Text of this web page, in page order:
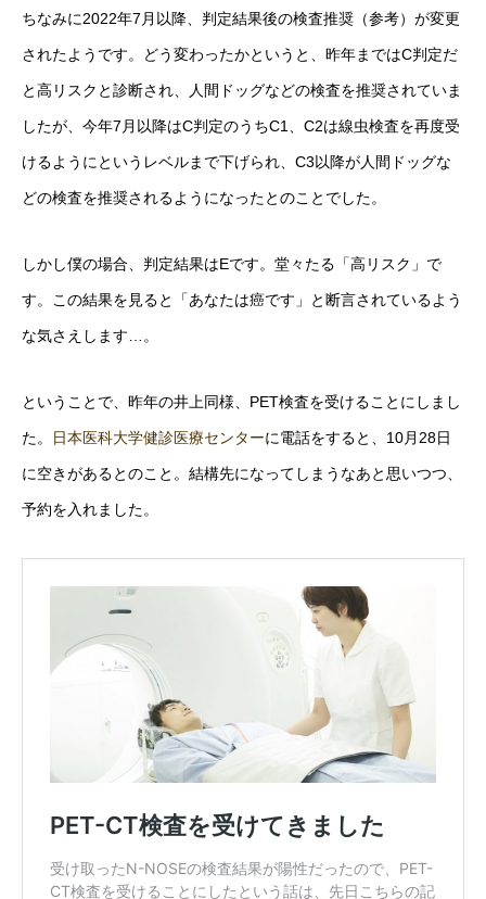
ちなみに2022年7月以降、判定結果後の検査推奨（参考）が変更
されたようです。どう変わったかというと、昨年まではC判定だ
と高リスクと診断され、人間ドッグなどの検査を推奨されていま
したが、今年7月以降はC判定のうちC1、C2は線虫検査を再度受
けるようにというレベルまで下げられ、C3以降が人間ドッグな
どの検査を推奨されるようになったとのことでした。
しかし僕の場合、判定結果はEです。堂々たる「高リスク」で
す。この結果を見ると「あなたは癌です」と断言されているよう
な気さえします…。
ということで、昨年の井上同様、PET検査を受けることにしまし
た。 日本医科大学健診医療センターに電話をすると、10月28日
に空きがあるとのこと。結構先になってしまうなあと思いつつ、
予約を入れました。